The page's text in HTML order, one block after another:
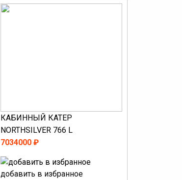
КАБИННЫЙ КАТЕР
NORTHSILVER 766 L
7034000 ₽
добавить в избранное